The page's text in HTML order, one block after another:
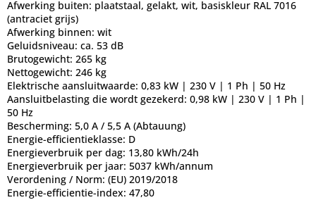
Afwerking buiten: plaatstaal, gelakt, wit, basiskleur RAL 7016
(antraciet grijs)
Afwerking binnen: wit
Geluidsniveau: ca. 53 dB
Brutogewicht: 265 kg
Nettogewicht: 246 kg
Elektrische aansluitwaarde: 0,83 kW | 230 V | 1 Ph | 50 Hz
Aansluitbelasting die wordt gezekerd: 0,98 kW | 230 V | 1 Ph |
50 Hz
Bescherming: 5,0 A / 5,5 A (Abtauung)
Energie-efficientieklasse: D
Energieverbruik per dag: 13,80 kWh/24h
Energieverbruik per jaar: 5037 kWh/annum
Verordening / Norm: (EU) 2019/2018
Energie-efficientie-index: 47,80